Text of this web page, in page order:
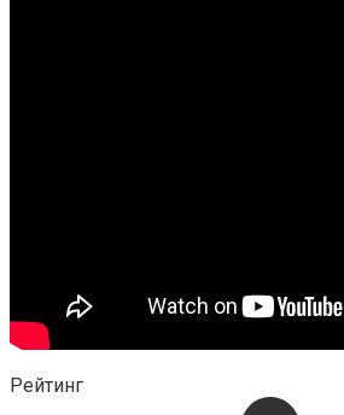
Рейтинг